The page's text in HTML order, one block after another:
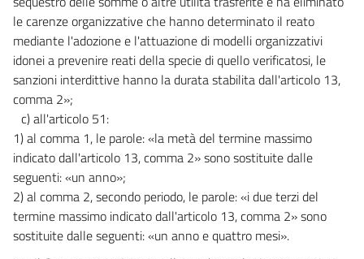
le carenze organizzative che hanno determinato il reato
mediante l'adozione e l'attuazione di modelli organizzativi
idonei a prevenire reati della specie di quello verificatosi, le
sanzioni interdittive hanno la durata stabilita dall'articolo 13,
comma 2»;
c) all'articolo 51:
1) al comma 1, le parole: «la metà del termine massimo
indicato dall'articolo 13, comma 2» sono sostituite dalle
seguenti: «un anno»;
2) al comma 2, secondo periodo, le parole: «i due terzi del
termine massimo indicato dall'articolo 13, comma 2» sono
sostituite dalle seguenti: «un anno e quattro mesi».